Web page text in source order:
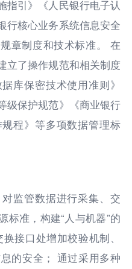
指引》《人民银行电子认
行核心业务系统信息安全
章制度和技术标准。 在
立了操作规范和相关制度
库保密技术使用准则》
级保护规范》《商业银行
程》等多项数据管理标
监管数据进行采集、交
标准，构建“人与机器”的
接口处增加校验机制、
的安全； 通过采用多种